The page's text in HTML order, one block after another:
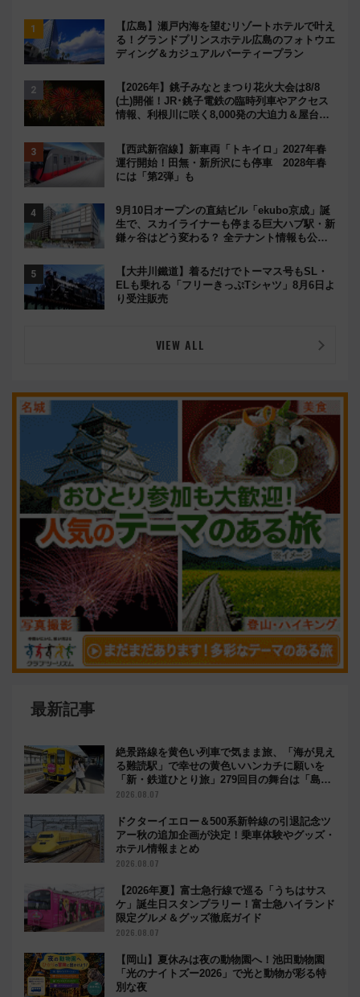
【広島】瀬戸内海を望むリゾートホテルで叶え
る！グランドプリンスホテル広島のフォトウエ
ディング＆カジュアルパーティープラン
【2026年】銚子みなとまつり花火大会は8/8
(土)開催！JR･銚子電鉄の臨時列車やアクセス
情報、利根川に咲く8,000発の大迫力＆屋台を
【西武新宿線】新車両「トキイロ」2027年春
運行開始！田無・新所沢にも停車 2028年春
には「第2弾」も
9月10日オープンの直結ビル「ekubo京成」誕
生で、スカイライナーも停まる巨大ハブ駅・新
鎌ヶ谷はどう変わる？ 全テナント情報も公
【大井川鐵道】着るだけでトーマス号もSL・
ELも乗れる「フリーきっぷTシャツ」8月6日よ
り受注販売
VIEW ALL
最新記事
絶景路線を黄色い列車で気まま旅、「海が見え
る難読駅」で幸せの黄色いハンカチに願いを
「新・鉄道ひとり旅」279回目の舞台は「島原
鉄道」
2026.08.07
ドクターイエロー＆500系新幹線の引退記念ツ
アー秋の追加企画が決定！乗車体験やグッズ・
ホテル情報まとめ
2026.08.07
【2026年夏】富士急行線で巡る「うちはサス
ケ」誕生日スタンプラリー！富士急ハイランド
限定グルメ＆グッズ徹底ガイド
2026.08.07
【岡山】夏休みは夜の動物園へ！池田動物園
「光のナイトズー2026」で光と動物が彩る特
別な夜